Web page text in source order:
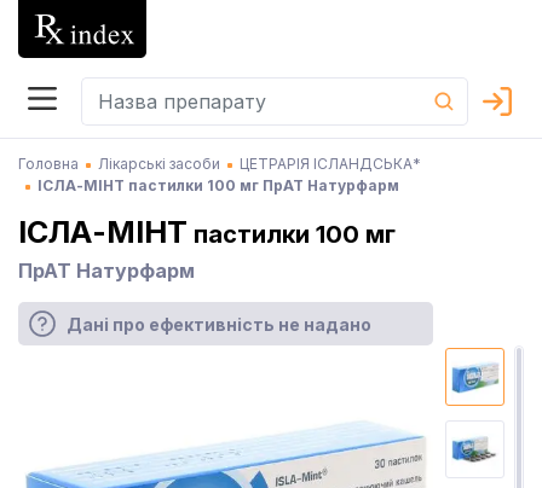
Головна Лікарські засоби
ЦЕТРАРІЯ ІСЛАНДСЬКА*
ІСЛА-МІНТ пастилки 100 мг ПрАТ Натурфарм
ІСЛА-МІНТ пастилки 100 мг
ПрАТ Натурфарм
Дані про ефективність не надано